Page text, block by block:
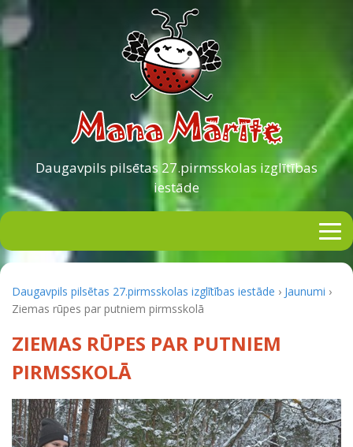
Daugavpils pilsētas 27.pirmsskolas izglītības
iestāde
Daugavpils pilsētas 27.pirmsskolas izglītības iestāde › Jaunumi ›
Ziemas rūpes par putniem pirmsskolā
ZIEMAS RŪPES PAR PUTNIEM
PIRMSSKOLĀ